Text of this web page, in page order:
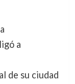
a
de su ciudad